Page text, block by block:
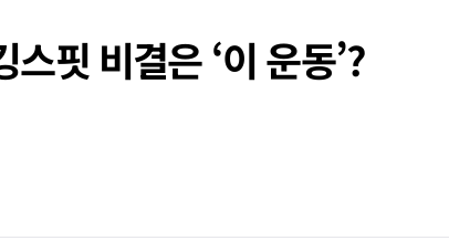
핏 비결은 ‘이 운동’?